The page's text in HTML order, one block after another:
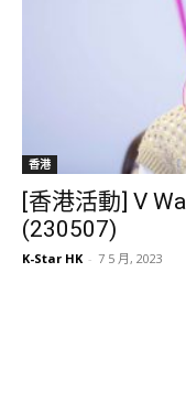
香港
[香港活動] V
(230507)
K-Star HK - 7 5 月, 2023